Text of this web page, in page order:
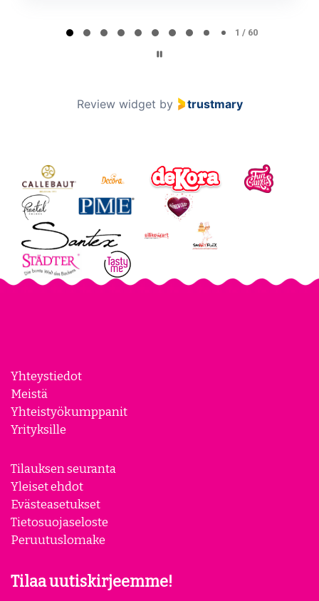
ML Minna Lehto
by trustmary
Yhteystiedot
Yhteistyökumppanit
Yrityksille
Tilauksen seuranta
Tietosuojaseloste